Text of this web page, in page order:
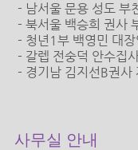
- 남서울 문용 성도
- 북서울 백승희 권사
- 청년1부 백영민 대
- 갈렙 전숭덕 안수집
- 경기남 김지선B권사
사무실 안내